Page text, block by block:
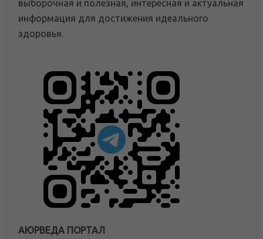
выборочная и полезная, интересная и актуальная
информация для достижения идеального
здоровья.
АЮРВЕДА ПОРТАЛ